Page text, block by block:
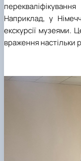
Наприклад, у
екскурсії музеями.
враження настільки